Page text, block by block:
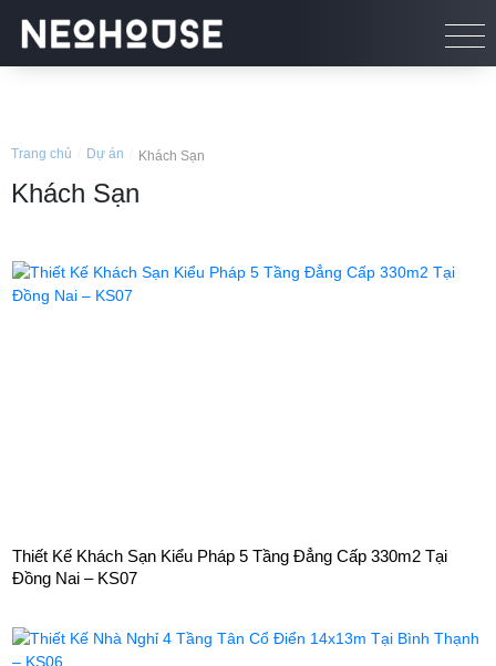
Trang chủ Dự án Khách Sạn
Khách Sạn
Thiết Kế Khách Sạn Kiểu Pháp 5 Tầng Đẳng Cấp 330m2 Tại
Đồng Nai – KS07